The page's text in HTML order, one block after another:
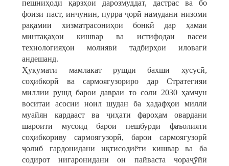
пешниҳоди қарзҳои дарозмуддат, дастрас ва бо
фоизи паст, инчунин, пурра ҷорӣ намудани низоми
рақамии хизматрасониҳои бонкӣ дар ҳамаи
минтақаҳои кишвар ва истифодаи васеи
технологияҳои молиявӣ тадбирҳои иловагӣ
андешанд.
Ҳукумати мамлакат рушди бахши хусусӣ,
соҳибкорӣ ва сармоягузориро дар Стратегияи
миллии рушд барои давраи то соли 2030 ҳамчун
воситаи асосии ноил шудан ба ҳадафҳои миллӣ
муайян кардааст ва ҷиҳати фароҳам овардани
шароити мусоид барои пешбурди фаъолияти
соҳибкориву сармоягузорӣ, барои сармоягузорӣ
ҷолиб гардонидани иқтисодиёти кишвар ва ба
содирот нигаронидани он пайваста чораҷӯйӣ